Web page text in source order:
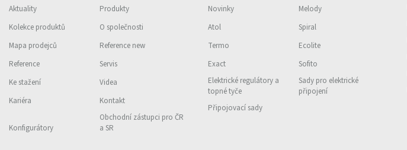
Aktuality
Produkty
Kolekce produktů
O společnosti
Mapa prodejců
Reference new
Reference
Servis
Ke stažení
Videa
Kariéra
Kontakt
Konfigurátory
Obchodní zástupci pro ČR
a SR
Novinky
Melody
Atol
Spiral
Termo
Ecolite
Exact
Sofito
Elektrické regulátory a
topné tyče
Sady pro elektrické
připojení
Připojovací sady